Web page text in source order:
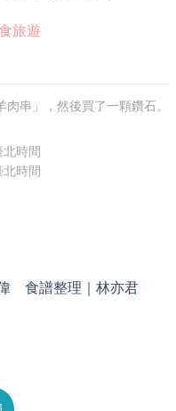
旅遊
串」，然後買了一顆鑽石。
北時間
北時間
食譜整理｜林亦君